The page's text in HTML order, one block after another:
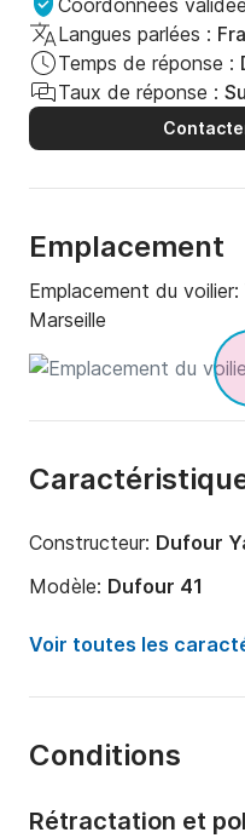
Coordonnées
Langues parlées :
Temps de réponse :
Taux de réponse :
Emplacement
Emplacement du voilier:
Marseille
Constructeur: Dufour
Modèle: Dufour 41
Année:
Nombre de couchages:
Nombre de salles de
Voir toutes les
Conditions
Rétractation et